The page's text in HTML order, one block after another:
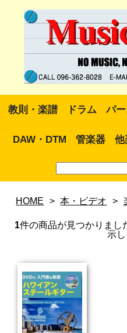
教則・楽譜 ドラム パ
DAW・DTM 管楽器 他
HOME > 本・ビデオ >
1件の商品が見つかりまし
示し